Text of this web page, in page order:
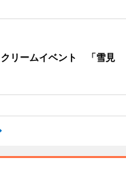
リームイベント 「雪見